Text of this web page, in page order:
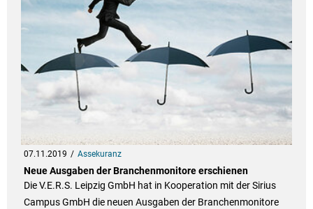
07.11.2019 Assekuranz
Neue Ausgaben der Branchenmonitore erschienen
Die V.E.R.S. Leipzig GmbH hat in Kooperation mit der Sirius
Campus GmbH die neuen Ausgaben der Branchenmonitore